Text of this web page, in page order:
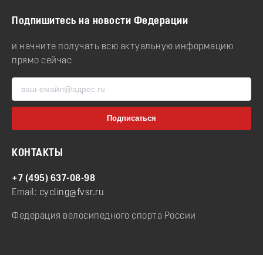
Подпишитесь на новости Федерации
и начните получать всю актуальную информацию
прямо сейчас
КОНТАКТЫ
+7 (495) 637-08-98
Email: cycling@fvsr.ru
Федерация велосипедного спорта России